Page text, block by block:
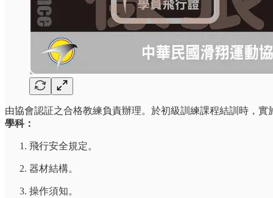
由協會認証之合格教練負責辦理。於初級訓練課程結訓時，實
學科：
飛行安全規定。
器材結構。
操作須知。